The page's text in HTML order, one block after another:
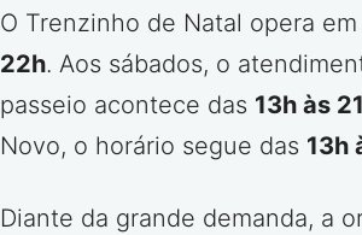
O Trenzinho de Natal opera
22h. Aos sábados, o
passeio acontece das 13h às
Novo, o horário segue das 13h
Diante da grande demanda, a